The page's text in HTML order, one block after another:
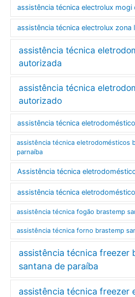
assistência técnica electrolux mogi
assistência técnica electrolux zona
assistência técnica
autorizada
assistência técnica
autorizado
assistência técnica
assistência técnica eletrodomésticos
parnaíba
Assistência técnica
assistência técnica
assistência técnica fogão brastemp
assistência técnica forno brastemp
assistência técnica freezer
santana de paraíba
assistência técnica freezer